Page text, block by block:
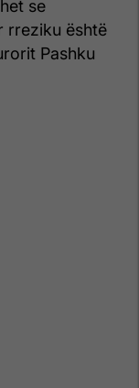
se
rreziku është
Pashku